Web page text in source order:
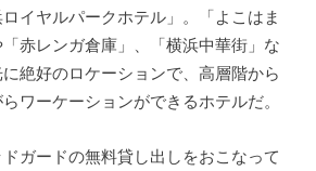
イヤルパークホテル」。「よこはま
赤レンガ倉庫」、「横浜中華街」な
絶好のロケーションで、高層階から
ワーケーションができるホテルだ。
ガードの無料貸し出しをおこなって